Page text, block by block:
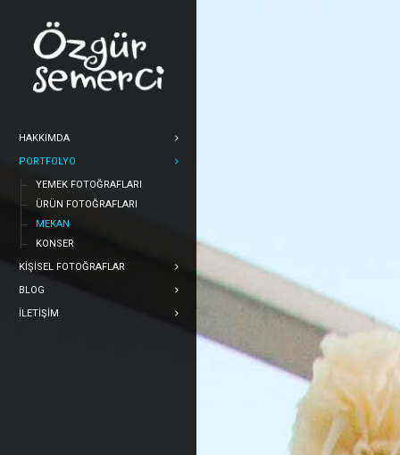
HAKKIMDA
PORTFOLYO
YEMEK FOTOĞRAFLARI
ÜRÜN FOTOĞRAFLARI
MEKAN
KONSER
KIŞISEL FOTOĞRAFLAR
BLOG
ILETIŞIM